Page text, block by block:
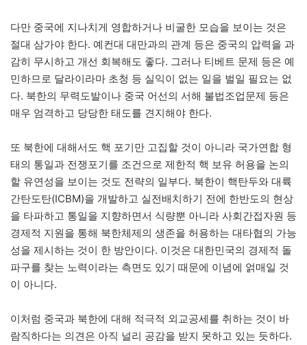
다만 중국에 지나치게 영합하거나 비굴한 모습을 보이는 것은
절대 삼가야 한다. 예컨대 대만과의 관계 등은 중국의 압력을 과
감히 무시하고 개선 회복해도 좋다. 그러나 티베트 문제 등은 예
민하므로 달라이라마 초청 등 실익이 없는 일을 벌일 필요는 없
다. 북한의 무력도발이나 중국 어선의 서해 불법조업문제 등은
매우 엄격하고 당당한 태도를 견지해야 한다.
또 북한에 대해서도 핵 포기만 고집할 것이 아니라 국가연합 형
태의 통일과 전쟁포기를 조건으로 제한적 핵 보유 허용을 논의
할 유연성을 보이는 것도 전략의 일부다. 북한이 핵탄두와 대륙
간탄도탄(ICBM)을 개발하고 실전배치하기 전에 한반도의 현상
을 타파하고 통일을 지향하면서 식량뿐 아니라 사회간접자원 등
경제적 지원을 통해 북한체제의 생존을 허용하는 대타협의 가능
성을 제시하는 것이 한 방안이다. 이것은 대한민국의 경제적 돌
파구를 찾는 노력이라는 측면도 있기 때문에 이념에 얽매일 것
이 아니다.
이처럼 중국과 북한에 대해 적극적 외교공세를 취하는 것이 바
람직하다는 의견은 아직 널리 공감을 받지 못하고 있는 듯하다.